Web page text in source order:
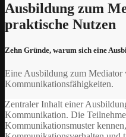
Ausbildung zum
praktische Nutzen
Zehn Gründe, warum sich eine
Eine Ausbildung zum Mediator
Kommunikationsfähigkeiten.
Zentraler Inhalt einer
Kommunikation. Die
Kommunikationsmuster